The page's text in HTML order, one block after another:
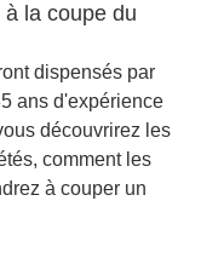
la coupe du
dispensés par
ans d'expérience
découvrirez les
comment les
à couper un